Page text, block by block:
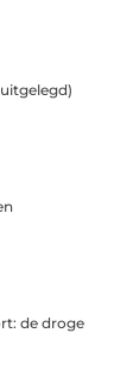
de droge